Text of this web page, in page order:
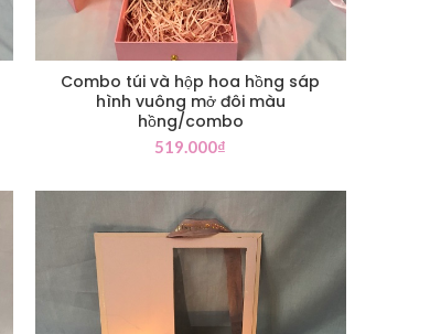
Combo túi và hộp hoa hồng sáp
hình vuông mở đôi màu
hồng/combo
519.000₫